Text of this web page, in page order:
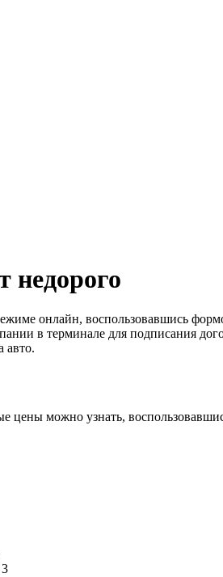
недорого
онлайн, воспользовавшись
в терминале для подписания
авто.
можно узнать,